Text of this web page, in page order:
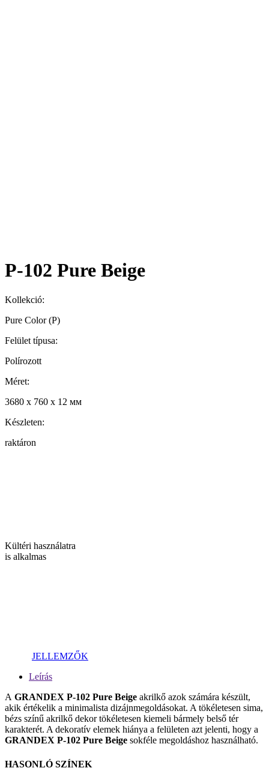
P-102 Pure Beige
Kollekció:
Pure Color (P)
Felület típusa:
Polírozott
Méret:
3680 x 760 x 12 мм
Készleten:
raktáron
Kültéri használatra
is alkalmas
JELLEMZŐK
Leírás
А GRANDEX P-102 Pure Beige akrilkő azok számára készült,
akik értékelik a minimalista dizájnmegoldásokat. A tökéletesen sima,
bézs színű akrilkő dekor tökéletesen kiemeli bármely belső tér
karakterét. A dekoratív elemek hiánya a felületen azt jelenti, hogy a
GRANDEX P-102 Pure Beige sokféle megoldáshoz használható.
HASONLÓ SZÍNEK